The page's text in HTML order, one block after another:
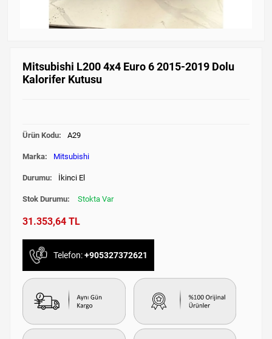
Mitsubishi L200 4x4 Euro 6 2015-2019 Dolu
Kalorifer Kutusu
Ürün Kodu: A29
Marka: Mitsubishi
Durumu: İkinci El
Stok Durumu: Stokta Var
31.353,64 TL
Telefon:+905327372621